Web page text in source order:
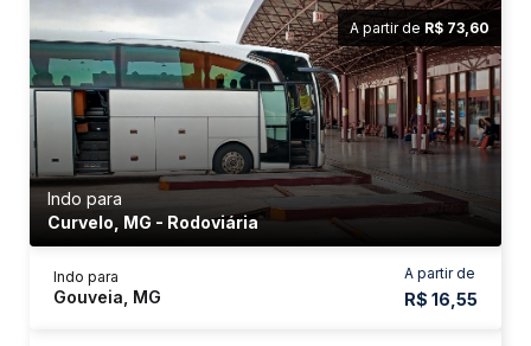
A partir de R$ 73,60
Indo para
Curvelo, MG - Rodoviária
A partir de
R$ 16,55
Indo para
Gouveia, MG